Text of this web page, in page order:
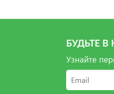
БУДЬТЕ В
Узнайте